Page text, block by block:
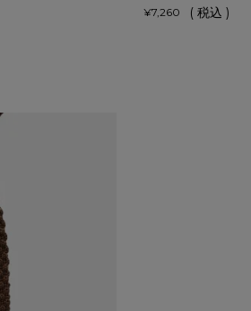
¥7,260 税込